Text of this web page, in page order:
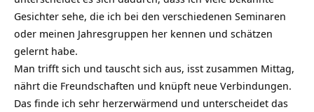
Gesichter sehe, die ich bei den verschiedenen Seminaren
oder meinen Jahresgruppen her kennen und schätzen
gelernt habe.
Man trifft sich und tauscht sich aus, isst zusammen Mittag,
nährt die Freundschaften und knüpft neue Verbindungen.
Das finde ich sehr herzerwärmend und unterscheidet das